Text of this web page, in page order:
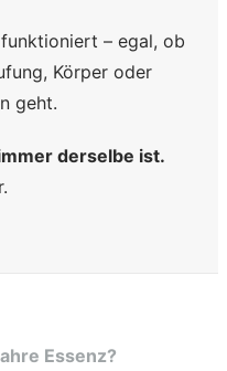
– egal, ob
Körper oder
geht.
derselbe ist.
Essenz?